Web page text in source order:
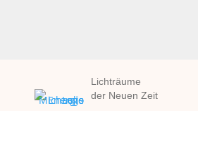
Lichträume
der Neuen Zeit